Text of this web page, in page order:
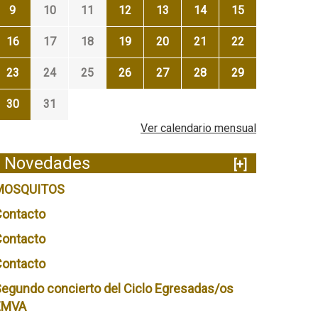
9 10 11 12 13 14 15
16 17 18 19 20 21 22
23 24 25 26 27 28 29
30
31
Ver calendario mensual
Novedades
[+]
concierto del Ciclo Egresadas/os